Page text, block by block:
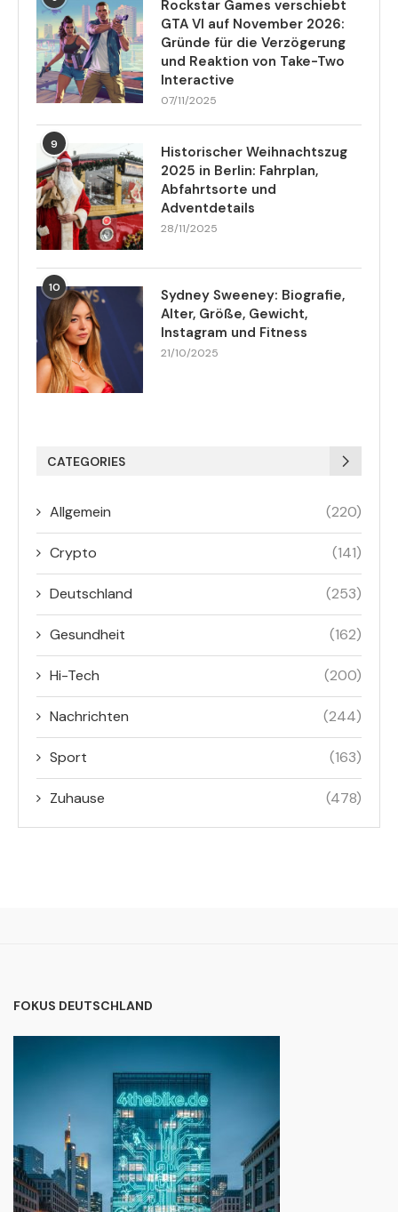
Rockstar Games verschiebt
GTA VI auf November 2026:
Gründe für die Verzögerung
und Reaktion von Take-Two
Interactive
07/11/2025
9
Historischer Weihnachtszug
2025 in Berlin: Fahrplan,
Abfahrtsorte und
Adventdetails
28/11/2025
10
Sydney Sweeney: Biografie,
Alter, Größe, Gewicht,
Instagram und Fitness
21/10/2025
CATEGORIES
Allgemein (220)
Crypto (141)
Deutschland (253)
Gesundheit (162)
Hi-Tech (200)
Nachrichten (244)
Sport (163)
Zuhause (478)
FOKUS DEUTSCHLAND